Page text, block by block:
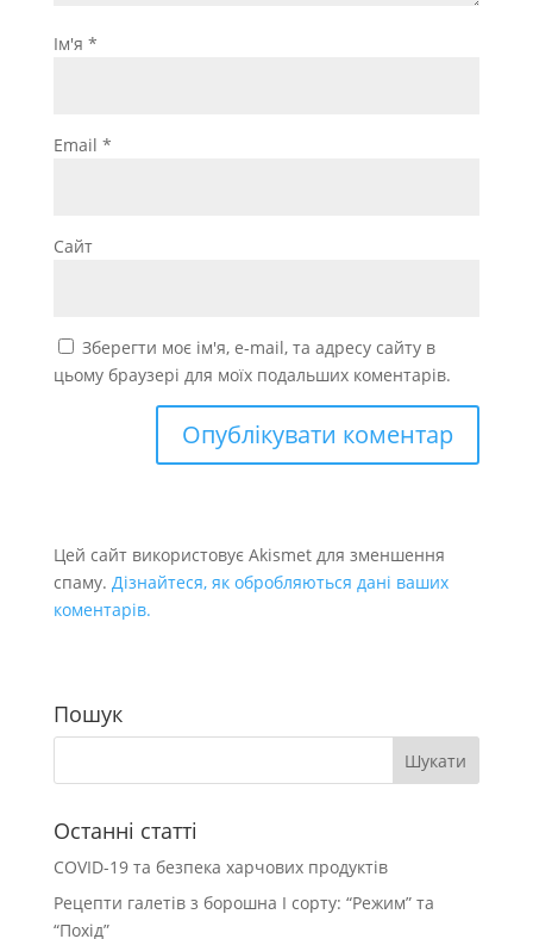
Ім'я *
Email *
Сайт
Зберегти моє ім'я, e-mail, та адресу сайту в
цьому браузері для моїх подальших коментарів.
Цей сайт використовує Akismet для зменшення
спаму. Дізнайтеся, як обробляються дані ваших
коментарів.
Пошук
Останні статті
COVID-19 та безпека харчових продуктів
Рецепти галетів з борошна І сорту: “Режим” та
“Похід”